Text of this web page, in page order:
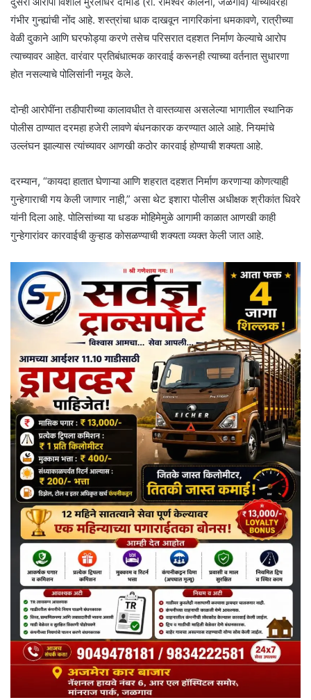
गंभीर गुन्ह्यांची नोंद आहे. शस्त्रांचा धाक दाखवून नागरिकांना धमकावणे, रात्रीच्या
वेळी दुकाने आणि घरफोड्या करणे तसेच परिसरात दहशत निर्माण केल्याचे आरोप
त्याच्यावर आहेत. वारंवार प्रतिबंधात्मक कारवाई करूनही त्याच्या वर्तनात सुधारणा
होत नसल्याचे पोलिसांनी नमूद केले.
दोन्ही आरोपींना तडीपारीच्या कालावधीत ते वास्तव्यास असलेल्या भागातील स्थानिक
पोलीस ठाण्यात दरमहा हजेरी लावणे बंधनकारक करण्यात आले आहे. नियमांचे
उल्लंघन झाल्यास त्यांच्यावर आणखी कठोर कारवाई होण्याची शक्यता आहे.
दरम्यान, “कायदा हातात घेणाऱ्या आणि शहरात दहशत निर्माण करणाऱ्या कोणत्याही
गुन्हेगाराची गय केली जाणार नाही,” असा थेट इशारा पोलीस अधीक्षक श्रीकांत धिवरे
यांनी दिला आहे. पोलिसांच्या या धडक मोहिमेमुळे आगामी काळात आणखी काही
गुन्हेगारांवर कारवाईची कुऱ्हाड कोसळण्याची शक्यता व्यक्त केली जात आहे.